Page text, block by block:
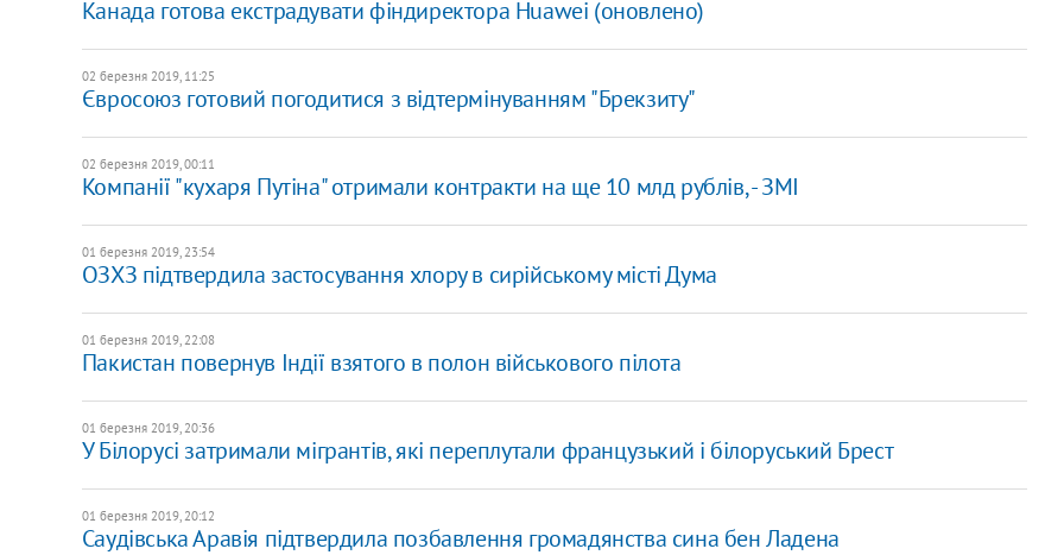
Канада готова екстрадувати фіндиректора Huawei (оновлено)
02 березня 2019, 11:25
Євросоюз готовий погодитися з відтермінуванням "Брекзиту"
02 березня 2019, 00:11
Компанії "кухаря Путіна" отримали контракти на ще 10 млд рублів, - ЗМІ
01 березня 2019, 23:54
ОЗХЗ підтвердила застосування хлору в сирійському місті Дума
01 березня 2019, 22:08
Пакистан повернув Індії взятого в полон військового пілота
01 березня 2019, 20:36
У Білорусі затримали мігрантів, які переплутали французький і білоруський Брест
01 березня 2019, 20:12
Саудівська Аравія підтвердила позбавлення громадянства сина бен Ладена